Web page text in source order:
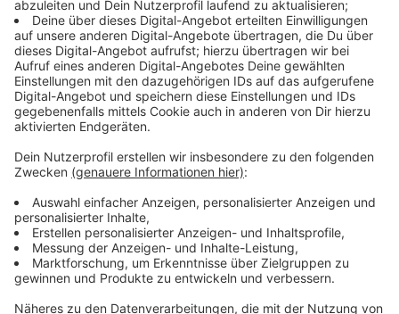
Media. Hier gibt es etwa einen Wettbewerb für junge
Wähler, die mit Reels für Demokratie eintreten.
Anzeige
Demokratie als Lebensauffassung
Anzeige
Die Kampagne soll bis zur Kommunalwahl im
September laufen. Sie soll auch noch durch weitere
Veranstaltungen wie etwa Podiumsdiskussionen mit
Leben gefüllt werden. Wer sich im Kreis Wesel an
Aktionen beteiligen möchte, kann auf Infomaterial und